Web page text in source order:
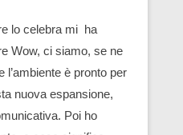
lo celebra mi ha
Wow, ci siamo, se ne
l’ambiente è pronto per
nuova espansione,
Poi ho